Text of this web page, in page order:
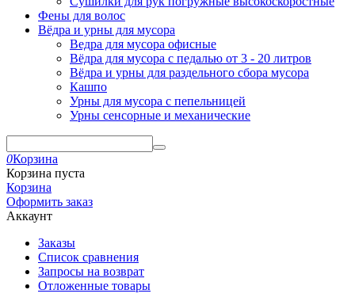
Фены для волос
Вёдра и урны для мусора
Ведра для мусора офисные
Вёдра для мусора с педалью от 3 - 20 литров
Вёдра и урны для раздельного сбора мусора
Кашпо
Урны для мусора с пепельницей
Урны сенсорные и механические
0Корзина
Корзина пуста
Корзина
Оформить заказ
Аккаунт
Заказы
Список сравнения
Запросы на возврат
Отложенные товары